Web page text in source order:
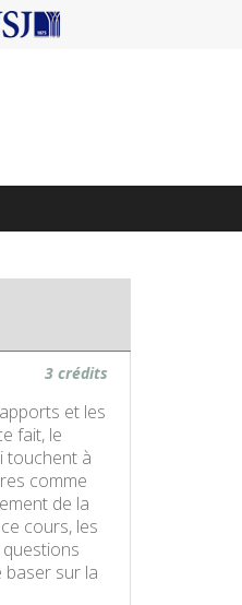
3 crédits
et les
fait, le
touchent à
comme
de la
cours, les
baser sur la